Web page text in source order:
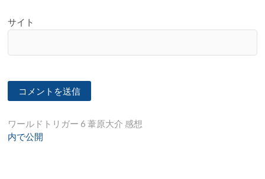
サイト
投
稿
ワールドトリガー 6 葦原大介 感想
内で公開